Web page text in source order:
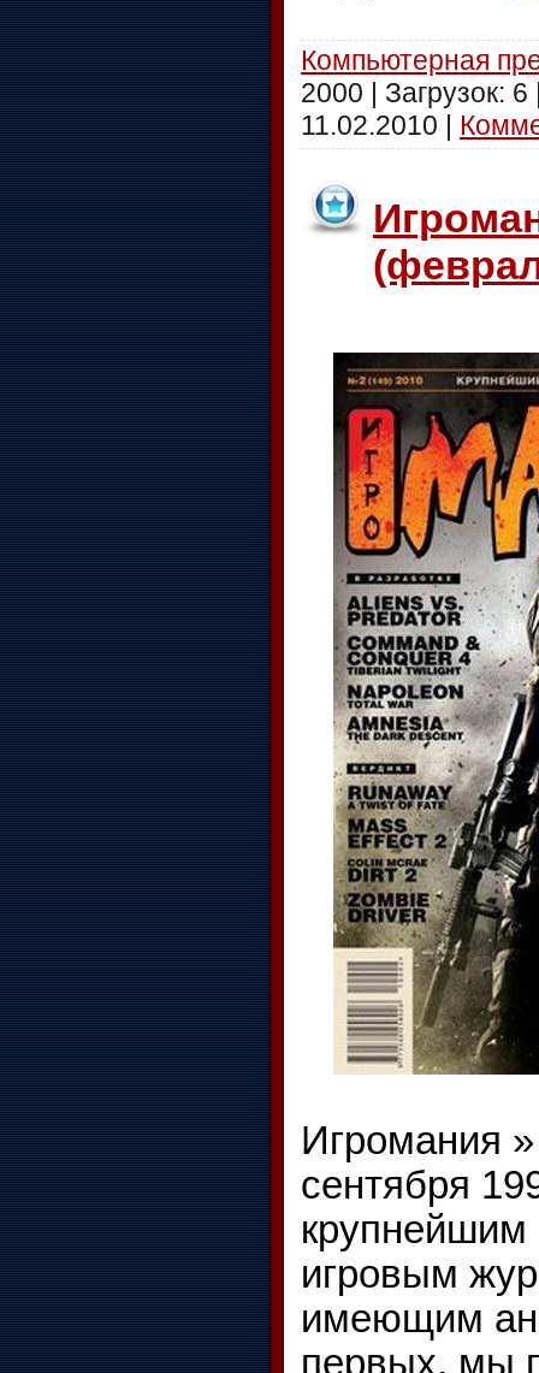
Компьютерная
2000 | Загрузок:
11.02.2010 |
Игромания
сентября
крупнейшим
игровым
имеющим
первых, мы